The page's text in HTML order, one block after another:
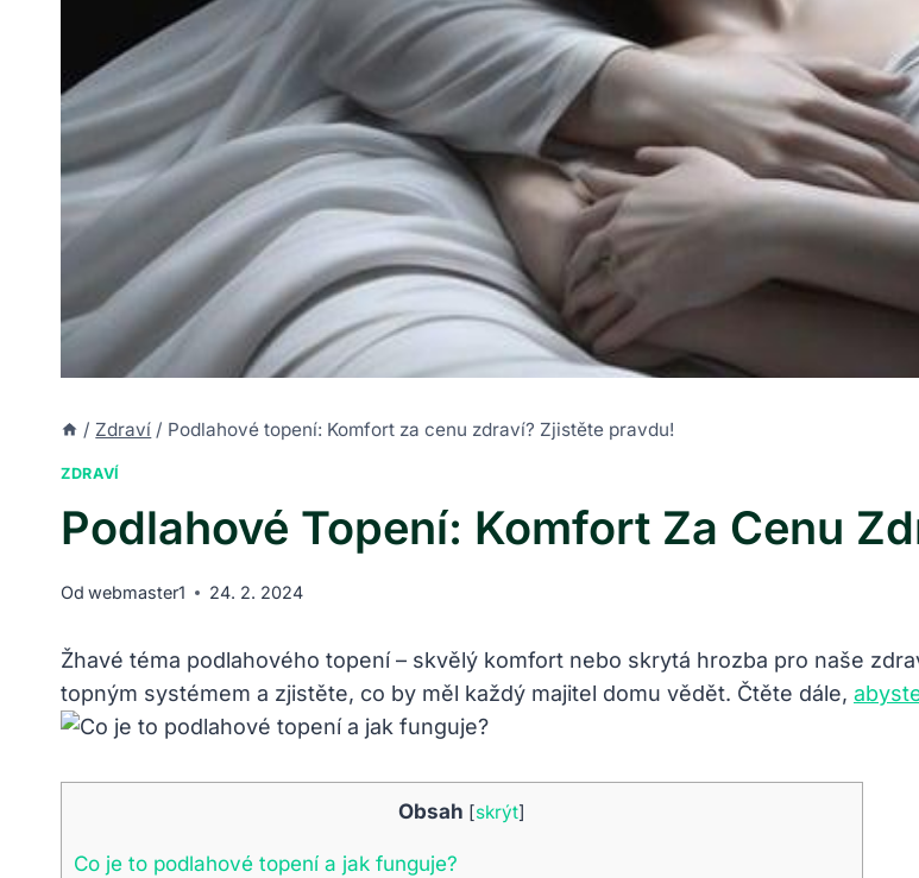
/ Zdraví / Podlahové topení: Komfort za cenu zdraví? Zjistěte pravdu!
ZDRAVÍ
Podlahové Topení: Komfort Za Cenu
Od webmaster1 24. 2. 2024
Žhavé téma podlahového topení – skvělý komfort nebo skrytá hrozba pro naše
topným systémem a zjistěte, co by měl každý majitel domu vědět. Čtěte dále,
Obsah [skrýt]
Co je to podlahové topení a jak funguje?